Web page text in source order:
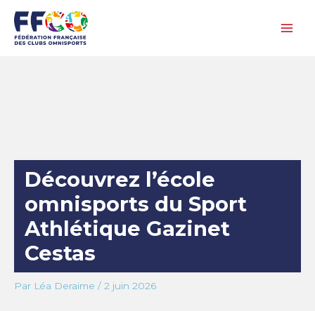
contenu
Découvrez l’école
omnisports du Sport
Athlétique Gazinet
Cestas
Par Léa Deraime / 2 juin 2026